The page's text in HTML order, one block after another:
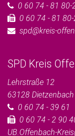
0 60 74 - 81 80-
0 60 74 - 81
spd@kreis-
SPD Kreis
Lehrstraße 12
63128 Dietzenbach
0 60 74 - 39 61
0 60 74 - 2 90
UB.Offenbach-